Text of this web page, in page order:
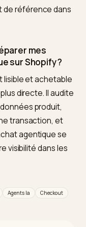
disponibilité à
exposés en
la donnée, pas le
est la
GEO, donc vous
votre visibilité dans
remplacer ma